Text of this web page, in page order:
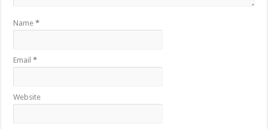
Name*
Email*
Website